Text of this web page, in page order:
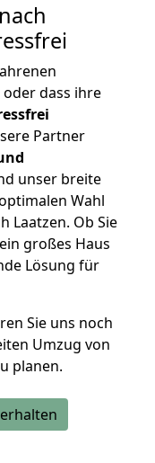
dass ihre
Partner
unser breite
Wahl
Laatzen. Ob Sie
großes Haus
Lösung für
Sie uns noch
Umzug von
planen.